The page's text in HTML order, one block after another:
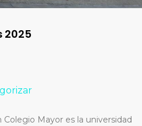
2025
Mayor es la universidad